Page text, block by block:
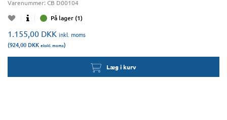
Varenummer: CB D00104
På lager (1)
1.155,00 DKK inkl. moms
(924,00 DKK ekskl. moms)
Læg i kurv